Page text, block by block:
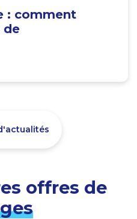
: comment
de
offres de